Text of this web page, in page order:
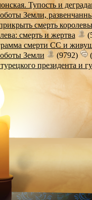
Тупость и
Земли,
смерть
смерть и жертва
смерти СС и
Земли
(9792)
президента и